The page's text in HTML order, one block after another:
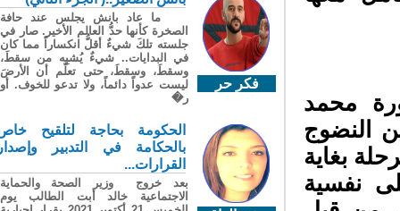
محمد
النضوج
بغاية
نفسية
فكر حر
ما عاد بانش يجلس عند حافة
الصخرة كأنها حدُّ العالم الأخير. صار في
جلسته تلكَ شيءٌ أقلُّ انكساراً مما كان
في البدايات.. شيءٌ يُشبِه من سقطَ،
وسقطَ، وسقطَ، حتى تعلّم أن الأرضَ
ليست عدواً دائماً، ولا تدعو للخوف. أو
ر�
الحكومة بحاجة لتلقيح خاص
بالحكامة في التدبير وإصدار
القرارات...
بعد خروج وزير الصحة والحماية
الاجتماعية خالد أبت الطالب يوم